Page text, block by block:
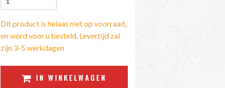
Dit product is helaas niet op voorraad,
en word voor u besteld. Levertijd zal
zijn 3-5 werkdagen
IN WINKELWAGEN